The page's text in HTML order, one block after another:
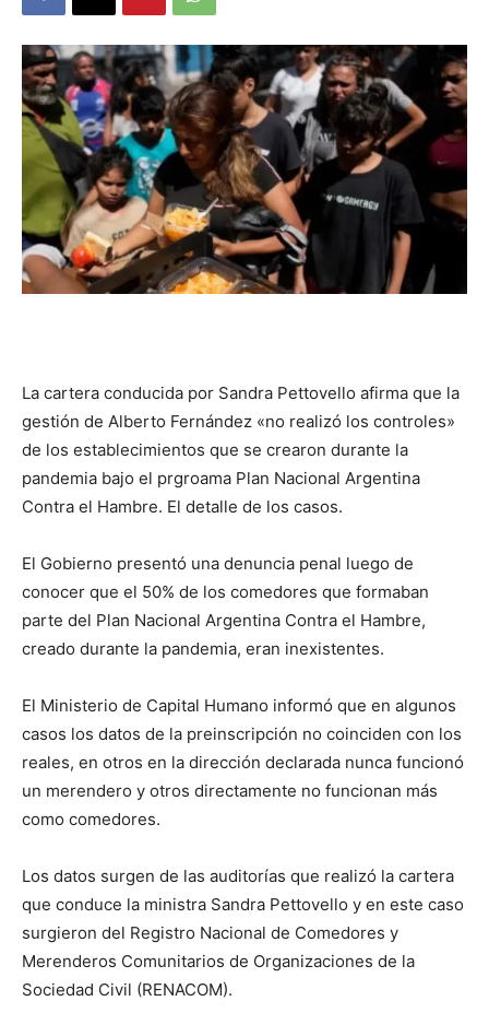
::
La
Verdad
es
que
ve…
La cartera conducida por Sandra Pettovello afirma que la
gestión de Alberto Fernández «no realizó los controles»
de los establecimientos que se crearon durante la
pandemia bajo el prgroama Plan Nacional Argentina
Contra el Hambre. El detalle de los casos.
El Gobierno presentó una denuncia penal luego de
conocer que el 50% de los comedores que formaban
parte del Plan Nacional Argentina Contra el Hambre,
creado durante la pandemia, eran inexistentes.
El Ministerio de Capital Humano informó que en algunos
casos los datos de la preinscripción no coinciden con los
reales, en otros en la dirección declarada nunca funcionó
un merendero y otros directamente no funcionan más
como comedores.
Los datos surgen de las auditorías que realizó la cartera
que conduce la ministra Sandra Pettovello y en este caso
surgieron del Registro Nacional de Comedores y
Merenderos Comunitarios de Organizaciones de la
Sociedad Civil (RENACOM).